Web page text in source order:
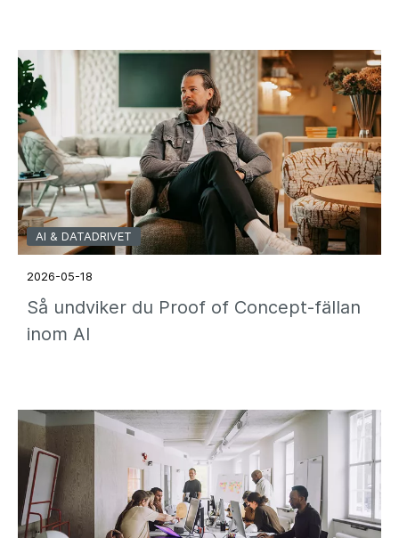
AI & DATADRIVET
2026-05-18
Så undviker du Proof of Concept-fällan
inom AI